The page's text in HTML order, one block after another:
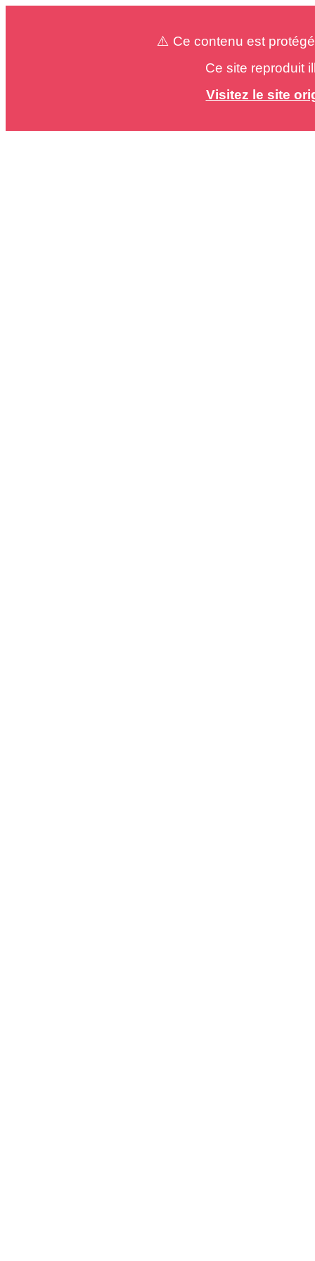
⚠️ Ce contenu est
Ce site reproduit
Visitez le site